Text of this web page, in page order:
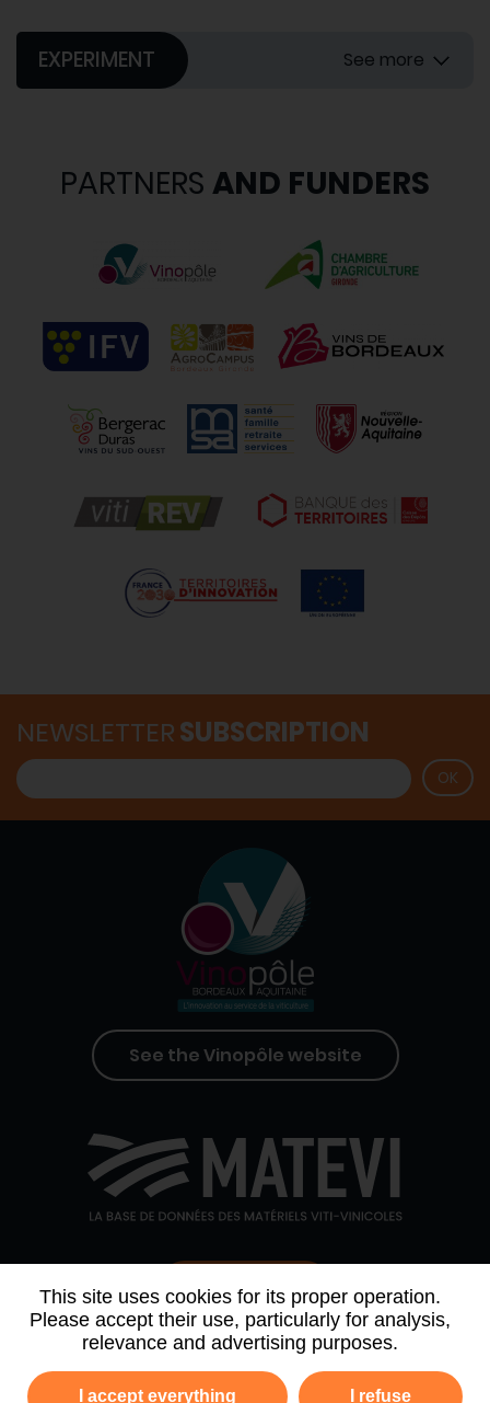
This site uses cookies for its proper operation.
Please accept their use, particularly for analysis,
relevance and advertising purposes.
I accept everything I refuse
EXPERIMENT See more
PARTNERS AND FUNDERS
NEWSLETTERSUBSCRIPTION
See the Vinopôle website
Contact us
WHO WE ARE AGENDA
PARTNERS